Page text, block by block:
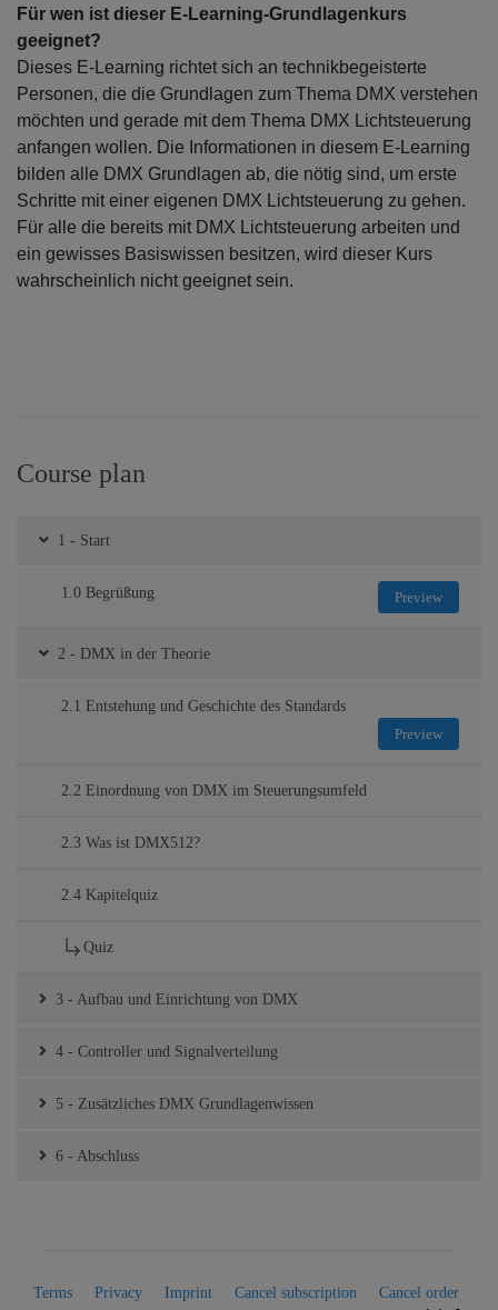
Für wen ist dieser E-Learning-Grundlagenkurs
geeignet?
Dieses E-Learning richtet sich an technikbegeisterte
Personen, die die Grundlagen zum Thema DMX verstehen
möchten und gerade mit dem Thema DMX Lichtsteuerung
anfangen wollen. Die Informationen in diesem E-Learning
bilden alle DMX Grundlagen ab, die nötig sind, um erste
Schritte mit einer eigenen DMX Lichtsteuerung zu gehen.
Für alle die bereits mit DMX Lichtsteuerung arbeiten und
ein gewisses Basiswissen besitzen, wird dieser Kurs
wahrscheinlich nicht geeignet sein.
Course plan
1 - Start
1.0 Begrüßung Preview
2 - DMX in der Theorie
2.1 Entstehung und Geschichte des Standards
Preview
2.2 Einordnung von DMX im Steuerungsumfeld
2.3 Was ist DMX512?
2.4 Kapitelquiz
Quiz
3 - Aufbau und Einrichtung von DMX
4 - Controller und Signalverteilung
5 - Zusätzliches DMX Grundlagenwissen
6 - Abschluss
Terms Privacy Imprint Cancel subscription Cancel order